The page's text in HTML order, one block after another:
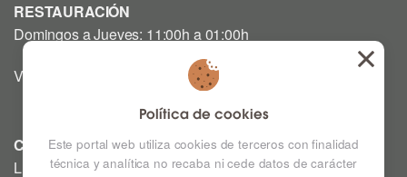
RESTAURACIÓN
Domingos a Jueves: 11:00h a 01:00h
Viernes y Sábado: 12:00h a 03:00h
CINE
Lunes a Domingo: Consultar horarios en la Cartelera
Política de cookies
Este portal web utiliza cookies de terceros con finalidad
técnica y analítica no recaba ni cede datos de carácter